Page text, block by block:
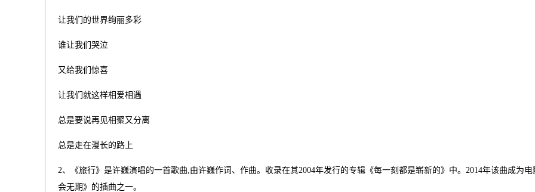
让我们的世界绚丽多彩
谁让我们哭泣
又给我们惊喜
让我们就这样相爱相遇
总是要说再见相聚又分离
总是走在漫长的路上
2、《旅行》是许巍演唱的一首歌曲,由许巍作词、作曲。收录在其2004年发行的专辑《每一刻都是崭新的》中。2014年该曲成为电
会无期》的插曲之一。